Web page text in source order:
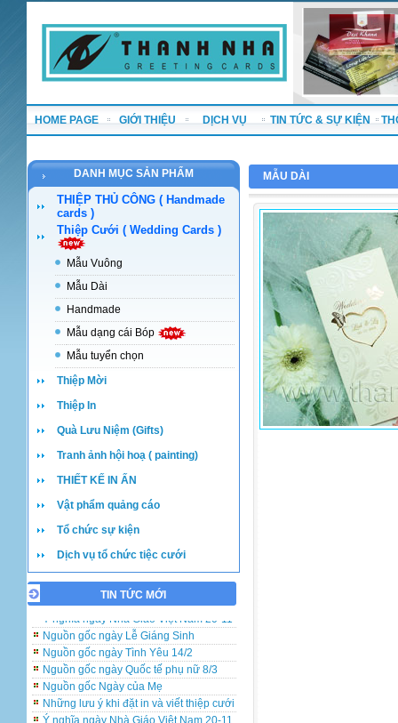
HOME PAGE GIỚI THIỆU DỊCH VỤ TIN TỨC & SỰ KIỆN
DANH MỤC SẢN PHẨM
THIỆP THỦ CÔNG ( Handmade
cards )
Thiệp Cưới ( Wedding Cards )
Mẫu Vuông
Mẫu Dài
Handmade
Mẫu dạng cái Bóp
Mẫu tuyển chọn
Thiệp Mời
Thiệp In
Quà Lưu Niệm (Gifts)
Tranh ảnh hội hoạ ( painting)
THIẾT KẾ IN ẤN
Vật phẩm quảng cáo
Tổ chức sự kiện
Dịch vụ tổ chức tiệc cưới
TIN TỨC MỚI
Những lưu ý khi đặt in và viết thiệp cưới
Nguồn gốc ngày Lễ Giáng Sinh
Nguồn gốc ngày Tình Yêu 14/2
Nguồn gốc ngày Quốc tế phụ nữ 8/3
Nguồn gốc Ngày của Mẹ
Những lưu ý khi đặt in và viết thiệp cưới
Ý nghĩa ngày Nhà Giáo Việt Nam 20-11
MẪU DÀI